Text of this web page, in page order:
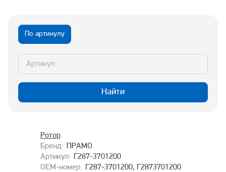
По артикулу
Найти
ПРАМО
Г287-3701200
Г287-3701200, Г2873701200
Ротор